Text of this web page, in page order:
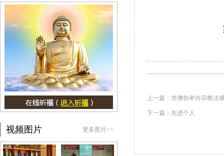
视频图片 更多图片>>
上一篇： 市佛协举办宗教法
下一篇： 先进个人